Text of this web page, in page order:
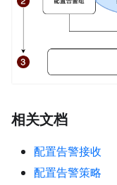
相关文档
配置告警接收
配置告警策略